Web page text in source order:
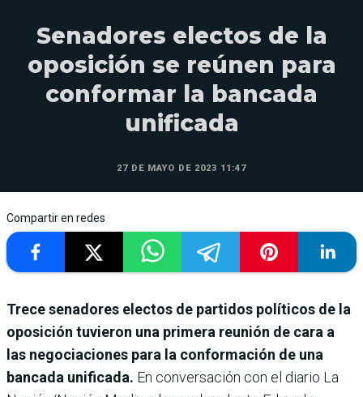
Senadores electos de la
oposición se reúnen para
conformar la bancada
unificada
27 DE MAYO DE 2023 11:47
Compartir en redes
Trece senadores electos de partidos políticos de la
oposición tuvieron una primera reunión de cara a
las negociaciones para la conformación de una
bancada unificada. En conversación con el diario La